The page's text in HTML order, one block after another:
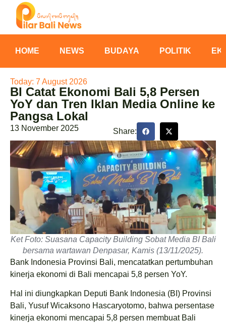
HOME NEWS BUDAYA POLITIK
Today: 7 August 2026
BI Catat Ekonomi Bali 5,8 Persen
YoY dan Tren Iklan Media Online ke
Pangsa Lokal
13 November 2025 Share:
Ket Foto: Suasana Capacity Building Sobat Media BI Bali
bersama wartawan Denpasar, Kamis (13/11/2025).
Bank Indonesia Provinsi Bali, mencatatkan pertumbuhan
kinerja ekonomi di Bali mencapai 5,8 persen YoY.
Hal ini diungkapkan Deputi Bank Indonesia (BI) Provinsi
Bali, Yusuf Wicaksono Hascaryotomo, bahwa persentase
kinerja ekonomi mencapai 5,8 persen membuat Bali